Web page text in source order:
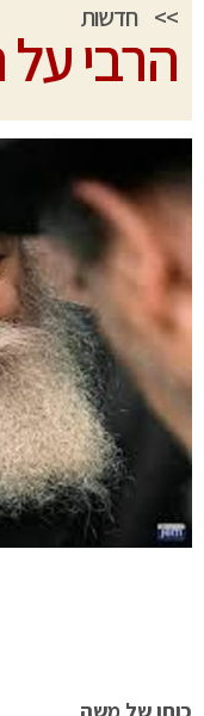
>> חדשות
הרבי
כוחו של משה